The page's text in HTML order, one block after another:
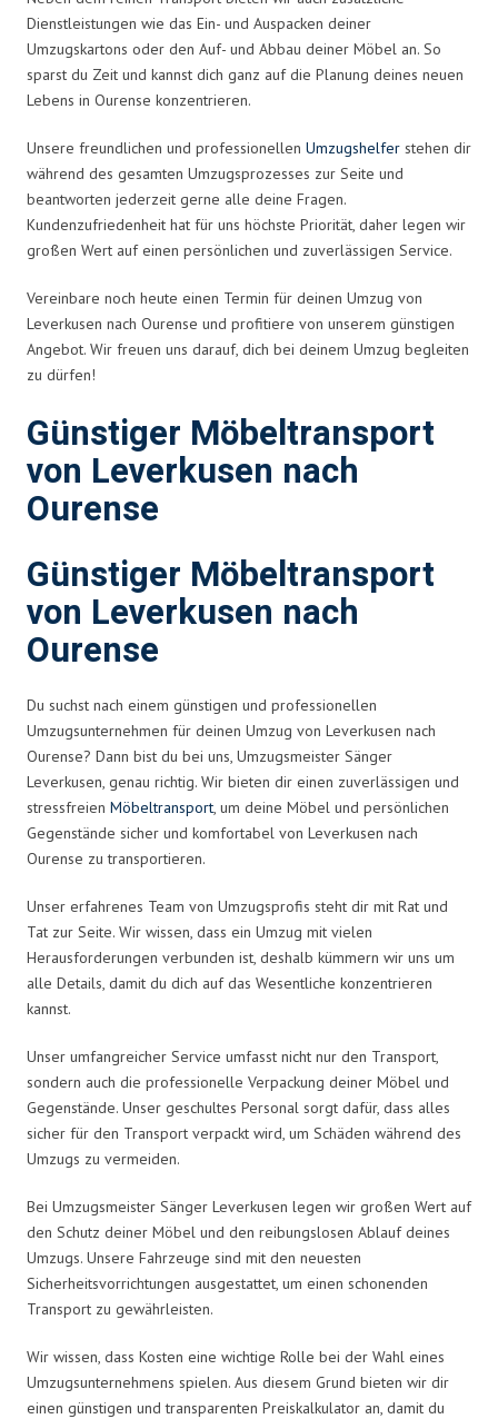
Dienstleistungen wie das Ein- und Auspacken deiner
Umzugskartons oder den Auf- und Abbau deiner Möbel an. So
sparst du Zeit und kannst dich ganz auf die Planung deines neuen
Lebens in Ourense konzentrieren.
Unsere freundlichen und professionellen Umzugshelfer stehen dir
während des gesamten Umzugsprozesses zur Seite und
beantworten jederzeit gerne alle deine Fragen.
Kundenzufriedenheit hat für uns höchste Priorität, daher legen wir
großen Wert auf einen persönlichen und zuverlässigen Service.
Vereinbare noch heute einen Termin für deinen Umzug von
Leverkusen nach Ourense und profitiere von unserem günstigen
Angebot. Wir freuen uns darauf, dich bei deinem Umzug begleiten
zu dürfen!
Günstiger Möbeltransport
von Leverkusen nach
Ourense
Günstiger Möbeltransport
von Leverkusen nach
Ourense
Du suchst nach einem günstigen und professionellen
Umzugsunternehmen für deinen Umzug von Leverkusen nach
Ourense? Dann bist du bei uns, Umzugsmeister Sänger
Leverkusen, genau richtig. Wir bieten dir einen zuverlässigen und
stressfreien Möbeltransport, um deine Möbel und persönlichen
Gegenstände sicher und komfortabel von Leverkusen nach
Ourense zu transportieren.
Unser erfahrenes Team von Umzugsprofis steht dir mit Rat und
Tat zur Seite. Wir wissen, dass ein Umzug mit vielen
Herausforderungen verbunden ist, deshalb kümmern wir uns um
alle Details, damit du dich auf das Wesentliche konzentrieren
kannst.
Unser umfangreicher Service umfasst nicht nur den Transport,
sondern auch die professionelle Verpackung deiner Möbel und
Gegenstände. Unser geschultes Personal sorgt dafür, dass alles
sicher für den Transport verpackt wird, um Schäden während des
Umzugs zu vermeiden.
Bei Umzugsmeister Sänger Leverkusen legen wir großen Wert auf
den Schutz deiner Möbel und den reibungslosen Ablauf deines
Umzugs. Unsere Fahrzeuge sind mit den neuesten
Sicherheitsvorrichtungen ausgestattet, um einen schonenden
Transport zu gewährleisten.
Wir wissen, dass Kosten eine wichtige Rolle bei der Wahl eines
Umzugsunternehmens spielen. Aus diesem Grund bieten wir dir
einen günstigen und transparenten Preiskalkulator an, damit du